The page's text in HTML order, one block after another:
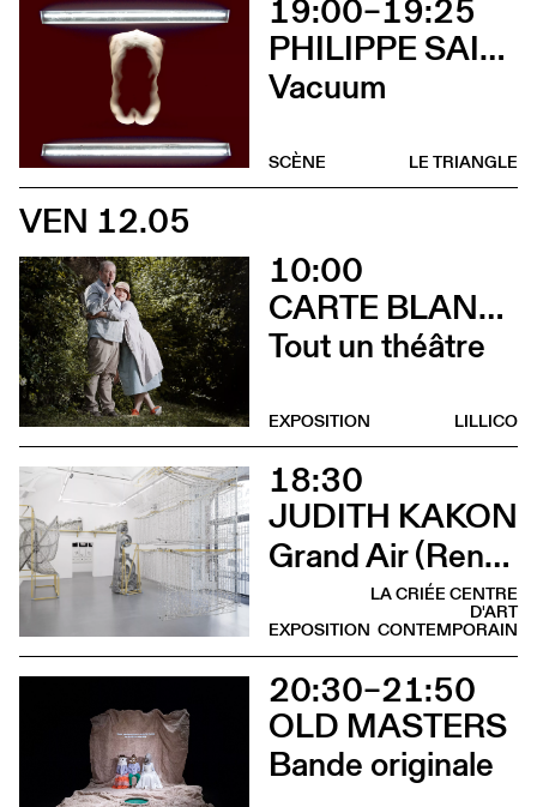
19:00–19:25
PHILIPPE SAIRE
Vacuum
LE TRIANGLE
SCÈNE
VEN 12.05
10:00
CARTE BLANCHE À ALBERTINE & GERMANO ZULLO
Tout un théâtre
LILLICO
EXPOSITION
18:30
JUDITH KAKON
Grand Air (Rencontre avec Judith Kakon et les commissaires de l’exposition)
LA CRIÉE CENTRE
D'ART
CONTEMPORAIN
EXPOSITION
20:30–21:50
OLD MASTERS
Bande originale